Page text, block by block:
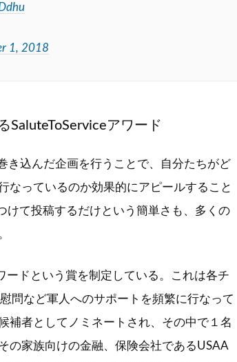
1, 2018
SaluteToServiceアワード
き込んだ企画を行うことで、自分たちがど
なっているのか効果的にアピールすること
けて投稿するだけという簡単さも、多くの
ードという賞を制定している。これは各チ
問など軍人へのサポートを頻繁に行なって
補者としてノミネートされ、その中で１名
の家族向けの金融、保険会社であるUSAA